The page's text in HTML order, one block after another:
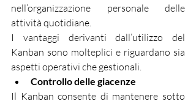
nell’organizzazione personale delle
attività quotidiane.
I vantaggi derivanti dall’utilizzo del
Kanban sono molteplici e riguardano sia
aspetti operativi che gestionali.
Controllo delle giacenze
Il Kanban consente di mantenere sotto